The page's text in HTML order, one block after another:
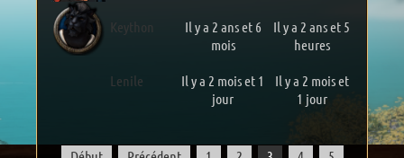
Keython
Il y a 2 ans et 6
mois
Il y a 2 ans et 5
heures
Lenile
Il y a 2 mois et 1
jour
Il y a 2 mois et
1 jour